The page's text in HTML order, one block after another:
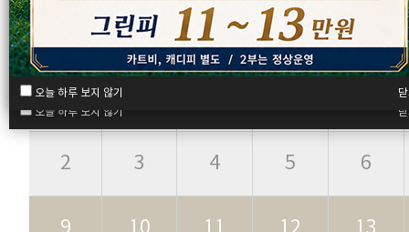
오늘 하루 보지 않기
오늘 하루 보지 않기
일 월 화 수 목
2 3 4 5 6
오늘 하루 보지 않기